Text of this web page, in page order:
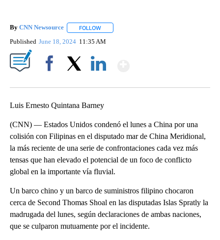
By CNN Newsource FOLLOW
Published June 18, 2024 11:35 AM
Luis Ernesto Quintana Barney
(CNN) — Estados Unidos condenó el lunes a China por una
colisión con Filipinas en el disputado mar de China Meridional,
la más reciente de una serie de confrontaciones cada vez más
tensas que han elevado el potencial de un foco de conflicto
global en la importante vía fluvial.
Un barco chino y un barco de suministros filipino chocaron
cerca de Second Thomas Shoal en las disputadas Islas Spratly la
madrugada del lunes, según declaraciones de ambas naciones,
que se culparon mutuamente por el incidente.